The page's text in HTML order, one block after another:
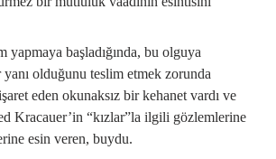
yapmaya başladığında, bu olguya
olduğunu teslim etmek zorunda
eden okunaksız bir kehanet vardı ve
Kracauer’in “kızlar”la ilgili gözlemlerine
esin veren, buydu.